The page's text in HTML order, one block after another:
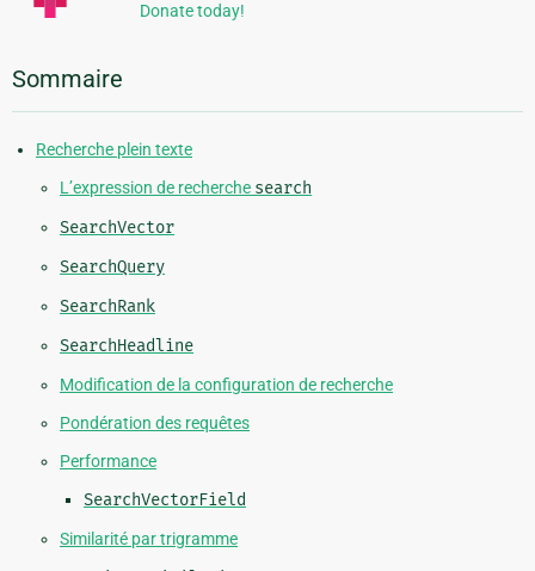
Donate today!
Sommaire
Recherche plein texte
L’expression de recherche search
SearchVector
SearchQuery
SearchRank
SearchHeadline
Modification de la configuration de recherche
Pondération des requêtes
Performance
SearchVectorField
Similarité par trigramme